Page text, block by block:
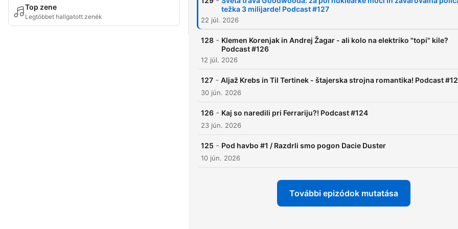
Top zene
Legtöbbet hallgatott zenék
težka 3 milijarde! Podcast #127
22 júl. 2026
128 - Klemen Korenjak in Andrej Žagar - ali kolo na elektriko "topi" kile?
Podcast #126
12 júl. 2026
127 - Aljaž Krebs in Til Tertinek - štajerska strojna romantika! Podcast
30 jún. 2026
126 - Kaj so naredili pri Ferrariju?! Podcast #124
23 jún. 2026
125 - Pod havbo #1 / Razdrli smo pogon Dacie Duster
10 jún. 2026
További epizódok mutatása